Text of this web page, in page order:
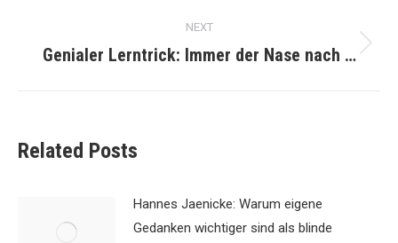
NEXT
Next
Genialer Lerntrick: Immer der Nase nach …
Related Posts
Hannes Jaenicke: Warum eigene
Gedanken wichtiger sind als blinde